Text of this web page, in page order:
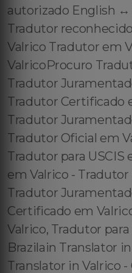
autorizado English
Tradutor
Valrico Tradutor em
ValricoProcuro
Tradutor
Tradutor Certificado
Tradutor
Tradutor Oficial em
Tradutor para USCIS
em Valrico -
Tradutor
Certificado em
Valrico, Tradutor
Brazilain Translator
Translator in Valrico